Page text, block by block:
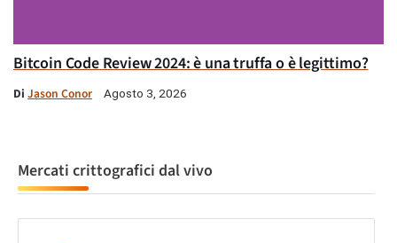
Bitcoin Code Review 2024: è una truffa o è legittimo?
Di Jason Conor Agosto 3, 2026
Mercati crittografici dal vivo